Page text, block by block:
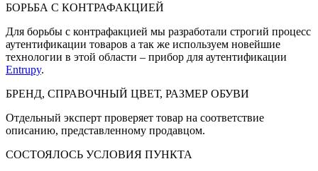
БОРЬБА С КОНТРАФАКЦИЕЙ
Для борьбы с контрафакцией мы разработали строгий процесс
аутентификации товаров а так же используем новейшие
технологии в этой области – прибор для аутентификации
Entrupy.
БРЕНД, СПРАВОЧНЫЙ ЦВЕТ, РАЗМЕР ОБУВИ
Отдельный эксперт проверяет товар на соответствие
описанию, представленному продавцом.
СОСТОЯЛОСЬ УСЛОВИЯ ПУНКТА